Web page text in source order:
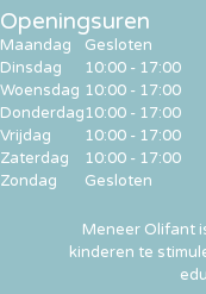
Meneer Olifant
kinderen te
Openingsuren
Maandag
Dinsdag
Woensdag
Donderdag
Vrijdag
Zaterdag
Zondag
Gesloten
10:00 - 17:00
10:00 - 17:00
10:00 - 17:00
10:00 - 17:00
10:00 - 17:00
Gesloten